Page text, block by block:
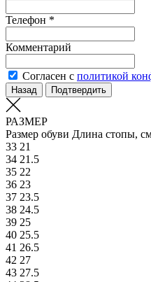
Телефон *
Комментарий
Согласен с политикой
Назад Подтвердить
РАЗМЕР
Размер обуви Длина стопы,
33 21
34 21.5
35 22
36 23
37 23.5
38 24.5
39 25
40 25.5
41 26.5
42 27
43 27.5